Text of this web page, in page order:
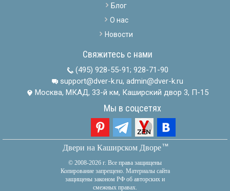
Блог
О нас
Новости
Свяжитесь с нами
(495) 928-55-91; 928-71-90
support@dver-k.ru, admin@dver-k.ru
Москва, МКАД, 33-й км, Каширский двор 3, П-15
Мы в соцсетях
Двери на Каширском Дворетм
© 2008-2026 г. Все права защищены
Копирование запрещено. Материалы сайта
защищены законом РФ об авторских и
смежных правах.